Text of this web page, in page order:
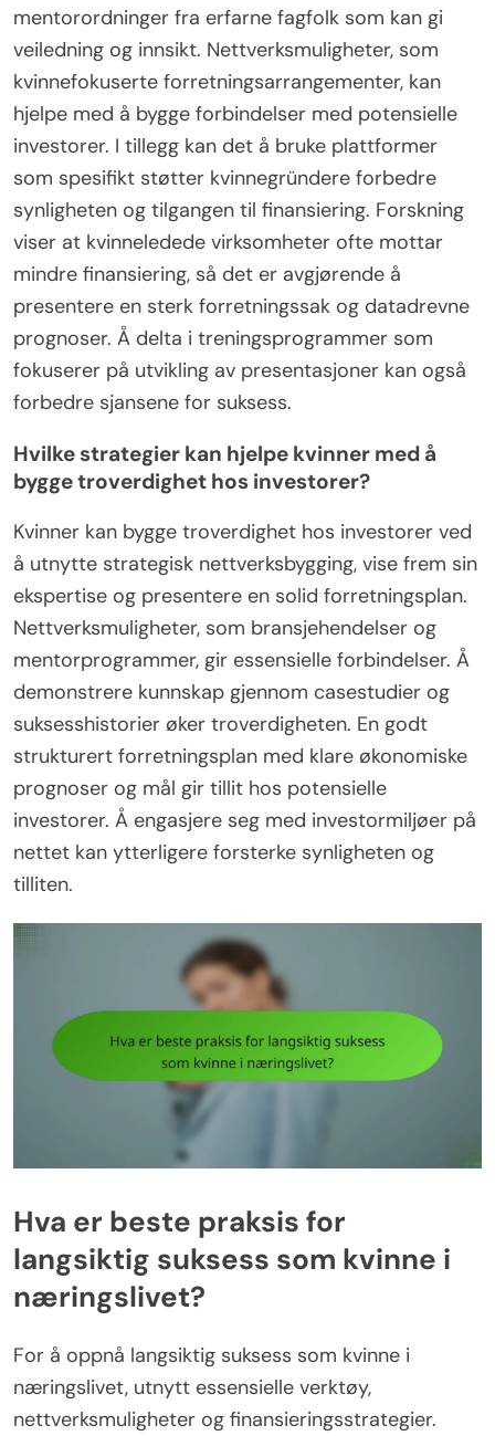
mentorordninger fra erfarne fagfolk som kan gi
veiledning og innsikt. Nettverksmuligheter, som
kvinnefokuserte forretningsarrangementer, kan
hjelpe med å bygge forbindelser med potensielle
investorer. I tillegg kan det å bruke plattformer
som spesifikt støtter kvinnegründere forbedre
synligheten og tilgangen til finansiering. Forskning
viser at kvinneledede virksomheter ofte mottar
mindre finansiering, så det er avgjørende å
presentere en sterk forretningssak og datadrevne
prognoser. Å delta i treningsprogrammer som
fokuserer på utvikling av presentasjoner kan også
forbedre sjansene for suksess.
Hvilke strategier kan hjelpe kvinner med å
bygge troverdighet hos investorer?
Kvinner kan bygge troverdighet hos investorer ved
å utnytte strategisk nettverksbygging, vise frem sin
ekspertise og presentere en solid forretningsplan.
Nettverksmuligheter, som bransjehendelser og
mentorprogrammer, gir essensielle forbindelser. Å
demonstrere kunnskap gjennom casestudier og
suksesshistorier øker troverdigheten. En godt
strukturert forretningsplan med klare økonomiske
prognoser og mål gir tillit hos potensielle
investorer. Å engasjere seg med investormiljøer på
nettet kan ytterligere forsterke synligheten og
tilliten.
Hva er beste praksis for
langsiktig suksess som kvinne i
næringslivet?
For å oppnå langsiktig suksess som kvinne i
næringslivet, utnytt essensielle verktøy,
nettverksmuligheter og finansieringsstrategier.